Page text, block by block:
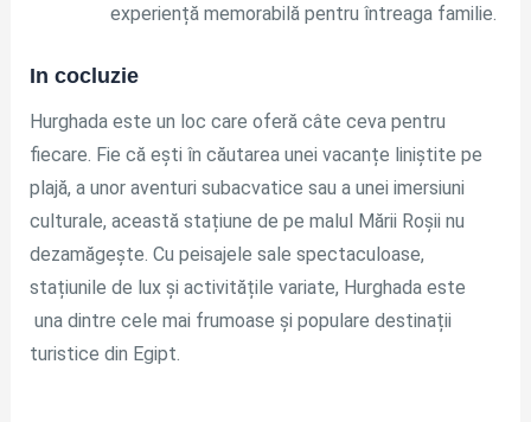
experiență memorabilă pentru întreaga familie.
In cocluzie
Hurghada este un loc care oferă câte ceva pentru
fiecare. Fie că ești în căutarea unei vacanțe liniștite pe
plajă, a unor aventuri subacvatice sau a unei imersiuni
culturale, această stațiune de pe malul Mării Roșii nu
dezamăgește. Cu peisajele sale spectaculoase,
stațiunile de lux și activitățile variate, Hurghada este
una dintre cele mai frumoase și populare destinații
turistice din Egipt.